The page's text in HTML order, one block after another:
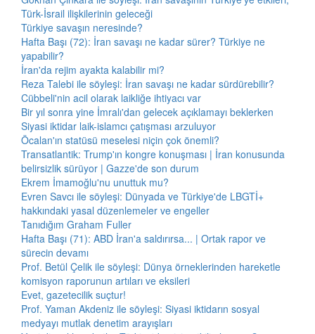
Türk-İsrail ilişkilerinin geleceği
Türkiye savaşın neresinde?
Hafta Başı (72): İran savaşı ne kadar sürer? Türkiye ne
yapabilir?
İran'da rejim ayakta kalabilir mi?
Reza Talebi ile söyleşi: İran savaşı ne kadar sürdürebilir?
Cübbeli'nin acil olarak laikliğe ihtiyacı var
Bir yıl sonra yine İmralı'dan gelecek açıklamayı beklerken
Siyasi iktidar laik-islamcı çatışması arzuluyor
Öcalan'ın statüsü meselesi niçin çok önemli?
Transatlantik: Trump'ın kongre konuşması | İran konusunda
belirsizlik sürüyor | Gazze'de son durum
Ekrem İmamoğlu'nu unuttuk mu?
Evren Savcı ile söyleşi: Dünyada ve Türkiye'de LBGTİ+
hakkındaki yasal düzenlemeler ve engeller
Tanıdığım Graham Fuller
Hafta Başı (71): ABD İran'a saldırırsa... | Ortak rapor ve
sürecin devamı
Prof. Betül Çelik ile söyleşi: Dünya örneklerinden hareketle
komisyon raporunun artıları ve eksileri
Evet, gazetecilik suçtur!
Prof. Yaman Akdeniz ile söyleşi: Siyasi iktidarın sosyal
medyayı mutlak denetim arayışları